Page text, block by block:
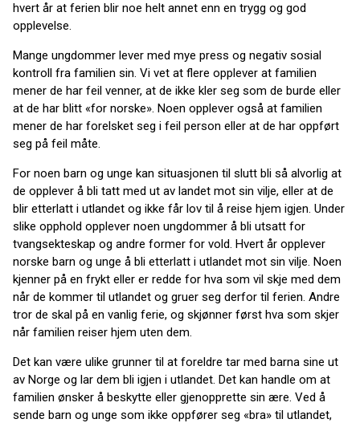
hvert år at ferien blir noe helt annet enn en trygg og god
opplevelse.
Mange ungdommer lever med mye press og negativ sosial
kontroll fra familien sin. Vi vet at flere opplever at familien
mener de har feil venner, at de ikke kler seg som de burde eller
at de har blitt «for norske». Noen opplever også at familien
mener de har forelsket seg i feil person eller at de har oppført
seg på feil måte.
For noen barn og unge kan situasjonen til slutt bli så alvorlig at
de opplever å bli tatt med ut av landet mot sin vilje, eller at de
blir etterlatt i utlandet og ikke får lov til å reise hjem igjen. Under
slike opphold opplever noen ungdommer å bli utsatt for
tvangsekteskap og andre former for vold. Hvert år opplever
norske barn og unge å bli etterlatt i utlandet mot sin vilje. Noen
kjenner på en frykt eller er redde for hva som vil skje med dem
når de kommer til utlandet og gruer seg derfor til ferien. Andre
tror de skal på en vanlig ferie, og skjønner først hva som skjer
når familien reiser hjem uten dem.
Det kan være ulike grunner til at foreldre tar med barna sine ut
av Norge og lar dem bli igjen i utlandet. Det kan handle om at
familien ønsker å beskytte eller gjenopprette sin ære. Ved å
sende barn og unge som ikke oppfører seg «bra» til utlandet,